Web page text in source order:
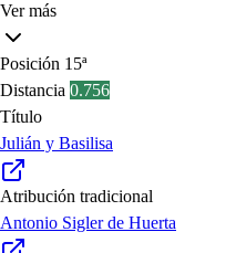
Ver más
Posición 15ª
Distancia 0.756
Título
Julián y Basilisa
Atribución tradicional
Antonio Sigler de Huerta